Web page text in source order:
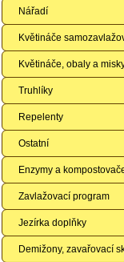
Nářadí
Květináče
Květináče, obaly a
Truhlíky
Repelenty
Ostatní
Enzymy a
Zavlažovací program
Jezírka doplňky
Demižony, zavařovací